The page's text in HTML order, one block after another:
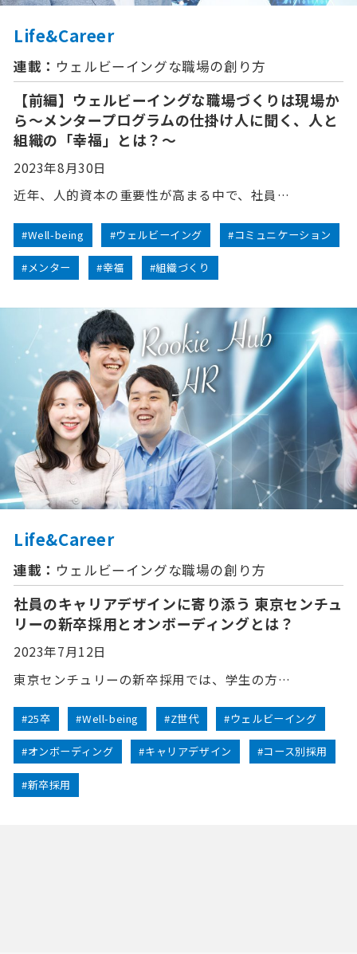
Life&Career
連載： ウェルビーイングな職場の創り方
【前編】ウェルビーイングな職場づくりは現場か
ら～メンタープログラムの仕掛け人に聞く、人と
組織の「幸福」とは？～
2023年8月30日
近年、人的資本の重要性が高まる中で、社員…
#Well-being #ウェルビーイング #コミュニケーション
#メンター #幸福 #組織づくり
Life&Career
連載： ウェルビーイングな職場の創り方
社員のキャリアデザインに寄り添う 東京センチュ
リーの新卒採用とオンボーディングとは？
2023年7月12日
東京センチュリーの新卒採用では、学生の方…
#25卒 #Well-being #Z世代 #ウェルビーイング
#オンボーディング #キャリアデザイン #コース別採用
#新卒採用